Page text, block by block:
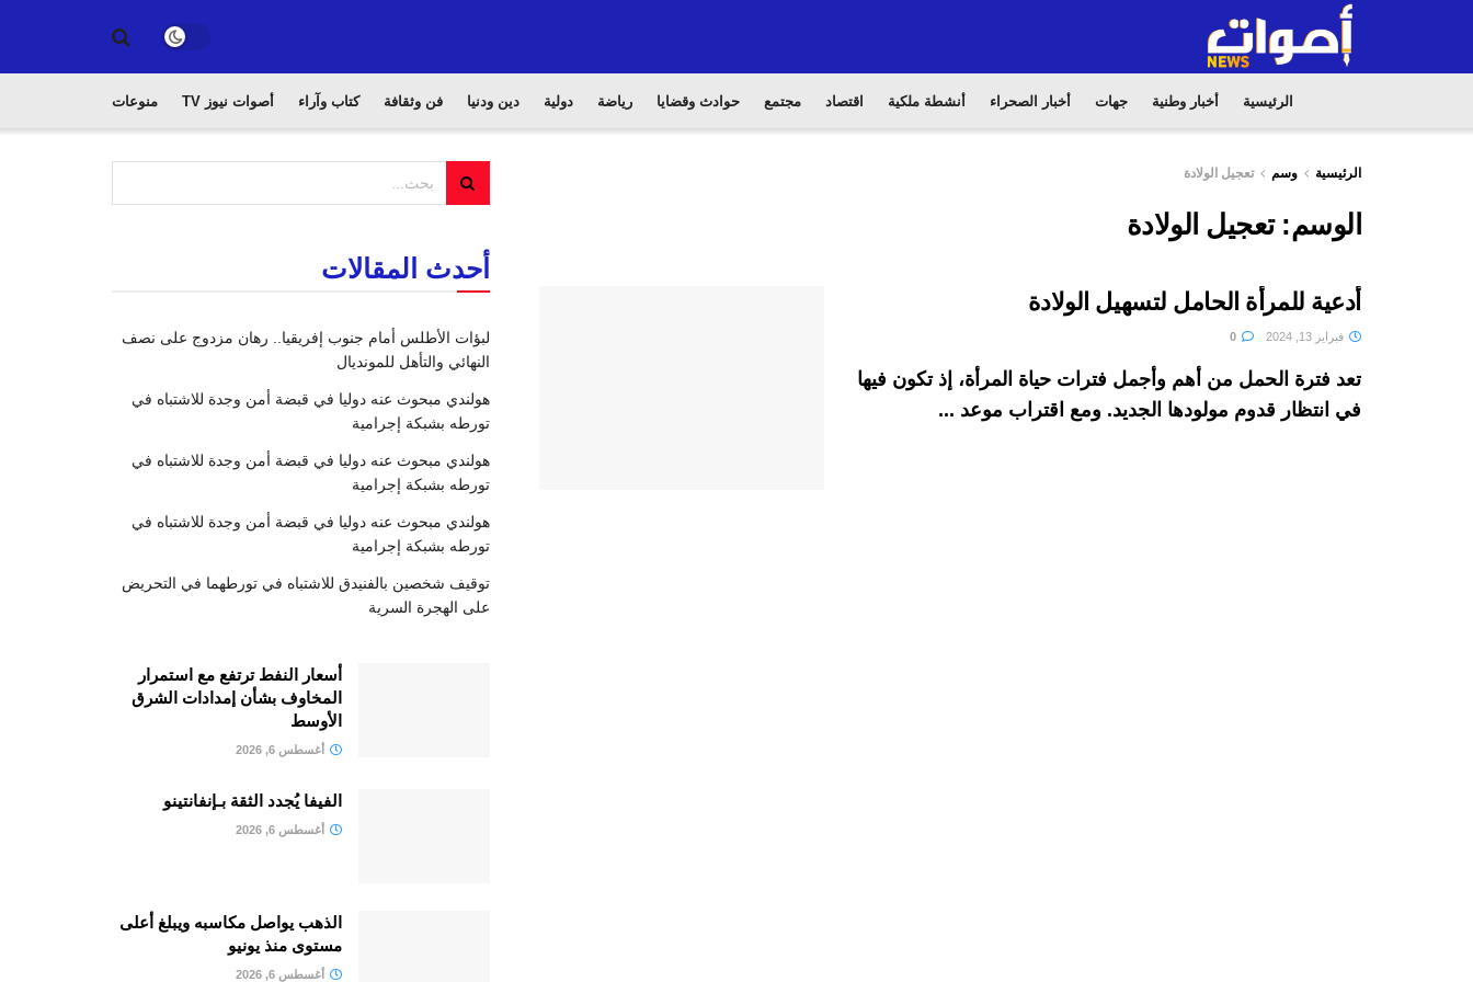
الرئيسية أخبار وطنية جهات أخبار الصحراء أنشطة ملكية اقتصاد مجتمع حوادث وقضايا رياضة دولية دين ودنيا فن وثقافة كتاب وآراء أصوات نيوز TV منوعات
الرئيسية وسم تعجيل الولادة
الوسم:تعجيل الولادة
أدعية للمرأة الحامل لتسهيل الولادة
فبراير 13, 2024
تعد فترة الحمل من أهم وأجمل فترات حياة المرأة، إذ تكون فيها
في انتظار قدوم مولودها الجديد. ومع اقتراب موعد ...
أحدث المقالات
لبؤات الأطلس أمام جنوب إفريقيا.. رهان مزدوج على نصف
النهائي والتأهل للمونديال
هولندي مبحوث عنه دوليا في قبضة أمن وجدة للاشتباه في
تورطه بشبكة إجرامية
هولندي مبحوث عنه دوليا في قبضة أمن وجدة للاشتباه في
تورطه بشبكة إجرامية
هولندي مبحوث عنه دوليا في قبضة أمن وجدة للاشتباه في
تورطه بشبكة إجرامية
توقيف شخصين بالفنيدق للاشتباه في تورطهما في التحريض
على الهجرة السرية
أسعار النفط ترتفع مع استمرار
المخاوف بشأن إمدادات الشرق
الأوسط
أغسطس 6, 2026
الفيفا يُجدد الثقة بـإنفانتينو
أغسطس 6, 2026
الذهب يواصل مكاسبه ويبلغ أعلى
مستوى منذ يونيو
أغسطس 6, 2026